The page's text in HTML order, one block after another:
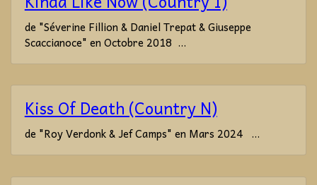
de "Séverine Fillion & Daniel Trepat & Giuseppe
Scaccianoce" en Octobre 2018 ...
Kiss Of Death (Country N)
de "Roy Verdonk & Jef Camps" en Mars 2024 ...